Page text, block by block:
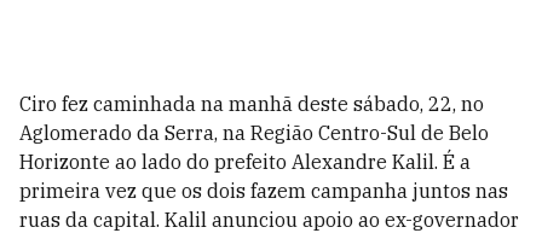
Ciro fez caminhada na manhã deste sábado, 22, no
Aglomerado da Serra, na Região Centro-Sul de Belo
Horizonte ao lado do prefeito Alexandre Kalil. É a
primeira vez que os dois fazem campanha juntos nas
ruas da capital. Kalil anunciou apoio ao ex-governador